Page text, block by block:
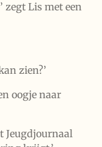
zegt Lis met een
zien?’
oogje naar
Jeugdjournaal